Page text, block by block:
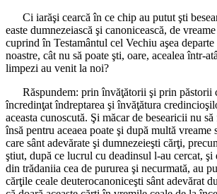
Ci iarăşi cearcă în ce chip au putut şti
easte dumnezeiască şi canonicească, de
cuprind în Testamântul cel Vechiu aşea
noastre, cât nu să poate şti, oare, acealea într-
limpezi au venit la noi?
Răspundem: prin învăţătorii şi prin păstorii
încredinţat îndreptarea şi învăţătura
aceasta cunoscută. Şi măcar de besearicii nu
însă pentru aceaea poate şi după multă vreame
care sânt adevărate şi dumnezeieşti cărţi,
ştiut, după ce lucrul cu deadinsul l-au cercat, şi
din trădaniia cea de pururea şi necurmată, au
cărţile ceale deuterocanoniceşti sânt adevărat